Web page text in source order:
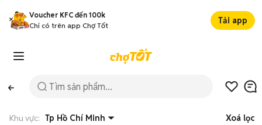
Voucher KFC đến 100k
Chỉ có trên app Chợ Tốt
Tải app
Khu vực: Tp Hồ Chí Minh Xoá lọc